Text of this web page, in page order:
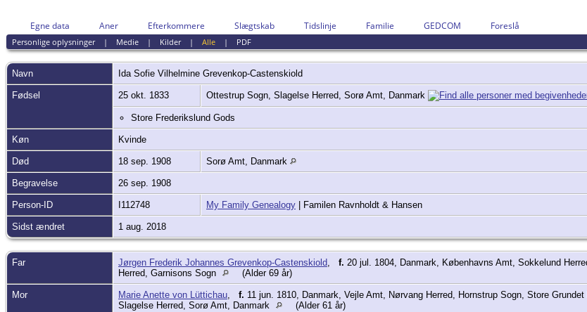
Egne data Aner Efterkommere Slægtskab Tidslinje Familie GEDCOM Foreslå
Personlige oplysninger| Medie| Kilder| Alle| PDF
Navn Ida Sofie Vilhelmine Grevenkop-Castenskiold
Fødsel 25 okt. 1833 Ottestrup Sogn, Slagelse Herred, Sorø Amt, Danmark
Store Frederikslund Gods
Køn Kvinde
Død 18 sep. 1908 Sorø Amt, Danmark
Begravelse 26 sep. 1908
Person-ID I112748 My Family Genealogy | Familen Ravnholdt & Hansen
Sidst ændret 1 aug. 2018
Far Jørgen Frederik Johannes Grevenkop-Castenskiold, f. 20 jul. 1804, Danmark, Københavns Amt, Sokkelund
Herred, Garnisons Sogn
(Alder 69 år)
Mor Marie Anette von Lüttichau, f. 11 jun. 1810, Danmark, Vejle Amt, Nørvang Herred, Hornstrup Sogn, Store Grundet
Slagelse Herred, Sorø Amt, Danmark
(Alder 61 år)